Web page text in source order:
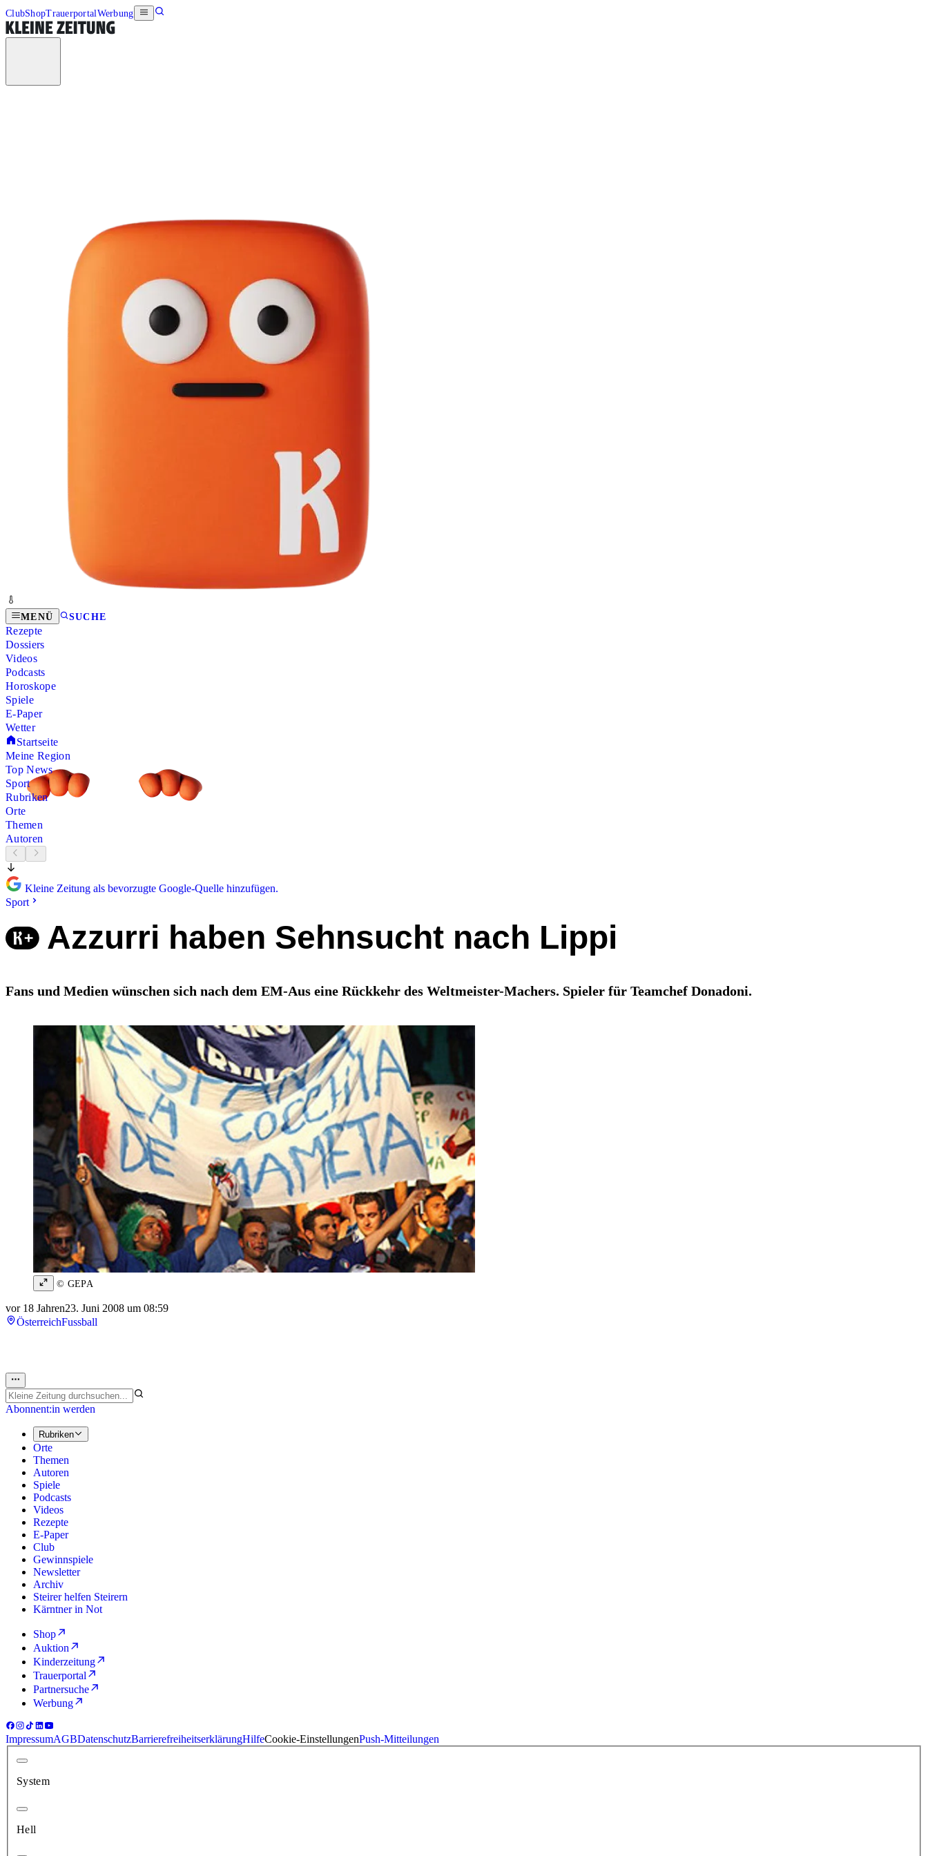
ClubShopTrauerportalWerbung
MENÜ SUCHE
Rezepte
Dossiers
Videos
Podcasts
Horoskope
Spiele
E-Paper
Wetter
Startseite
Meine Region
Top News
Sport
Rubriken
Orte
Themen
Autoren
Kleine Zeitung als bevorzugte Google-Quelle hinzufügen.
Sport
Azzurri haben Sehnsucht nach Lippi
Fans und Medien wünschen sich nach dem EM-Aus eine Rückkehr des Weltmeister-Machers. Spieler für Teamchef Donadoni.
© GEPA
vor 18 Jahren23. Juni 2008 um 08:59
ÖsterreichFussball
Abonnent:in werden
Rubriken
Orte
Themen
Autoren
Spiele
Podcasts
Videos
Rezepte
E-Paper
Club
Gewinnspiele
Newsletter
Archiv
Steirer helfen Steirern
Kärntner in Not
Shop
Auktion
Kinderzeitung
Trauerportal
Partnersuche
Werbung
ImpressumAGBDatenschutzBarrierefreiheitserklärungHilfeCookie-EinstellungenPush-Mitteilungen
System
Hell